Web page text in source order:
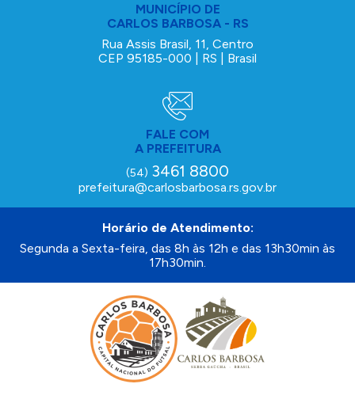
MUNICÍPIO DE
CARLOS BARBOSA - RS
Rua Assis Brasil, 11, Centro
CEP 95185-000 | RS | Brasil
FALE COM
A PREFEITURA
(54) 3461 8800
prefeitura@carlosbarbosa.rs.gov.br
Horário de Atendimento:
Segunda a Sexta-feira, das 8h às 12h e das 13h30min às
17h30min.